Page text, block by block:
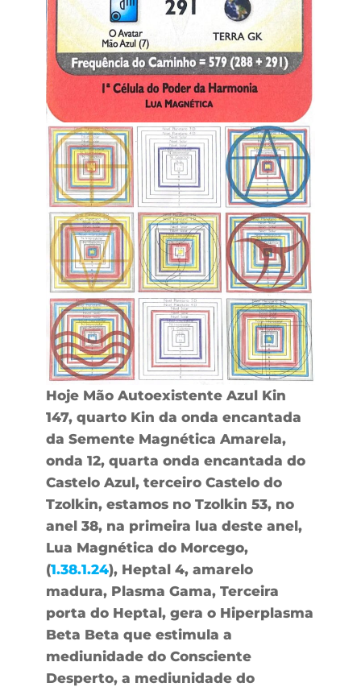
Hoje Mão Autoexistente Azul Kin
147, quarto Kin da onda encantada
da Semente Magnética Amarela,
onda 12, quarta onda encantada do
Castelo Azul, terceiro Castelo do
Tzolkin, estamos no Tzolkin 53, no
anel 38, na primeira lua deste anel,
Lua Magnética do Morcego,
(1.38.1.24), Heptal 4, amarelo
madura, Plasma Gama, Terceira
porta do Heptal, gera o Hiperplasma
Beta Beta que estimula a
mediunidade do Consciente
Desperto, a mediunidade do